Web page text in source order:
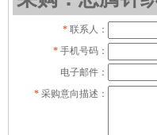
* 联系人：
* 手机号码：
电子邮件：
* 采购意向描述：